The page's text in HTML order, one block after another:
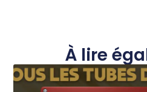
À lire